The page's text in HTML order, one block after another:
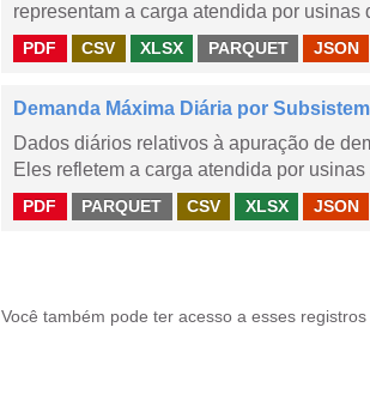
representam a carga atendida por
PDF CSV XLSX PARQUET JSON
Demanda Máxima Diária por
Dados diários relativos à apuração de
Eles refletem a carga atendida por
PDF PARQUET CSV XLSX JSON
Você também pode ter acesso a esses